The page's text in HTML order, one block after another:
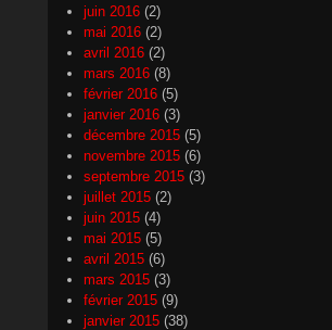
juin 2016 (2)
mai 2016 (2)
avril 2016 (2)
mars 2016 (8)
février 2016 (5)
janvier 2016 (3)
décembre 2015 (5)
novembre 2015 (6)
septembre 2015 (3)
juillet 2015 (2)
juin 2015 (4)
mai 2015 (5)
avril 2015 (6)
mars 2015 (3)
février 2015 (9)
janvier 2015 (38)